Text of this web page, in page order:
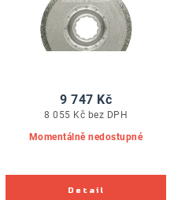
O nás
výrobků ( GPSR )
Momentálně nedostupné
8 055 Kč bez DPH
9 747 Kč